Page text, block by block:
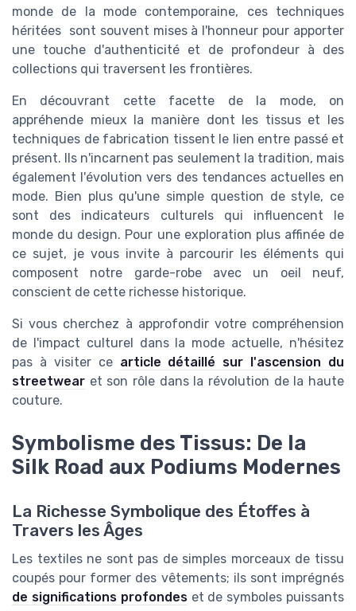
monde de la mode contemporaine, ces techniques
héritées sont souvent mises à l'honneur pour apporter
une touche d'authenticité et de profondeur à des
collections qui traversent les frontières.
En découvrant cette facette de la mode, on
appréhende mieux la manière dont les tissus et les
techniques de fabrication tissent le lien entre passé et
présent. Ils n'incarnent pas seulement la tradition, mais
également l'évolution vers des tendances actuelles en
mode. Bien plus qu'une simple question de style, ce
sont des indicateurs culturels qui influencent le
monde du design. Pour une exploration plus affinée de
ce sujet, je vous invite à parcourir les éléments qui
composent notre garde-robe avec un oeil neuf,
conscient de cette richesse historique.
Si vous cherchez à approfondir votre compréhension
de l'impact culturel dans la mode actuelle, n'hésitez
pas à visiter ce article détaillé sur l'ascension du
streetwear et son rôle dans la révolution de la haute
couture.
Symbolisme des Tissus: De la
Silk Road aux Podiums Modernes
La Richesse Symbolique des Étoffes à
Travers les Âges
Les textiles ne sont pas de simples morceaux de tissu
coupés pour former des vêtements; ils sont imprégnés
de significations profondeset de symboles puissants